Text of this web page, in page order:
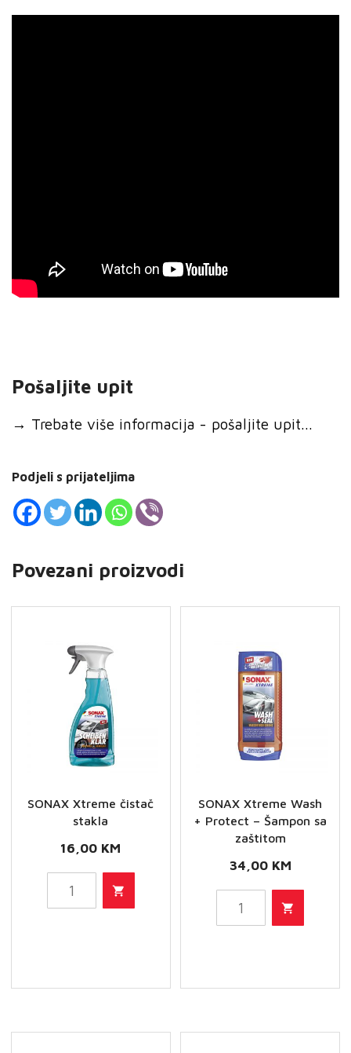
Pošaljite upit
→ Trebate više informacija - pošaljite upit...
Podjeli s prijateljima
Povezani proizvodi
SONAX Xtreme čistač
stakla
16,00 KM
SONAX
Xtreme
količina
SONAX Xtreme Wash
+ Protect – Šampon sa
zaštitom
34,00 KM
SONAX
Xtreme